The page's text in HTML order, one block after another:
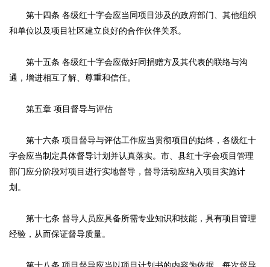
第十四条 各级红十字会应当同项目涉及的政府部门、其他组织
和单位以及项目社区建立良好的合作伙伴关系。
第十五条 各级红十字会应做好同捐赠方及其代表的联络与沟
通，增进相互了解、尊重和信任。
第五章 项目督导与评估
第十六条 项目督导与评估工作应当贯彻项目的始终，各级红十
字会应当制定具体督导计划并认真落实。市、县红十字会项目管理
部门应分阶段对项目进行实地督导，督导活动应纳入项目实施计
划。
第十七条 督导人员应具备所需专业知识和技能，具有项目管理
经验，从而保证督导质量。